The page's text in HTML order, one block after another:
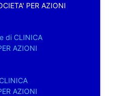
PER AZIONI
di CLINICA
AZIONI
AZIONI